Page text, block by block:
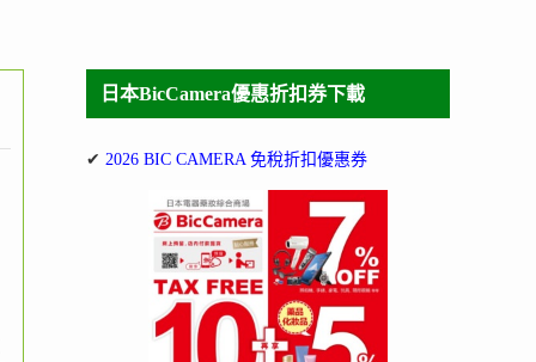
日本BicCamera優惠折扣券下載
✔ 2026 BIC CAMERA 免稅折扣優惠券